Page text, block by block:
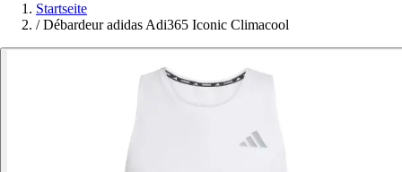
Startseite
/ Débardeur adidas Adi365 Iconic Climacool